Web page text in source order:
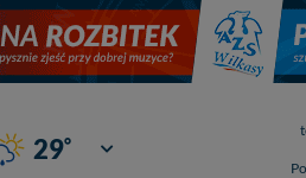
29° Giżycko